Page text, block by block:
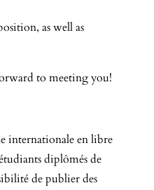
as well as
to meeting you!
internationale en libre
diplômés de
de publier des